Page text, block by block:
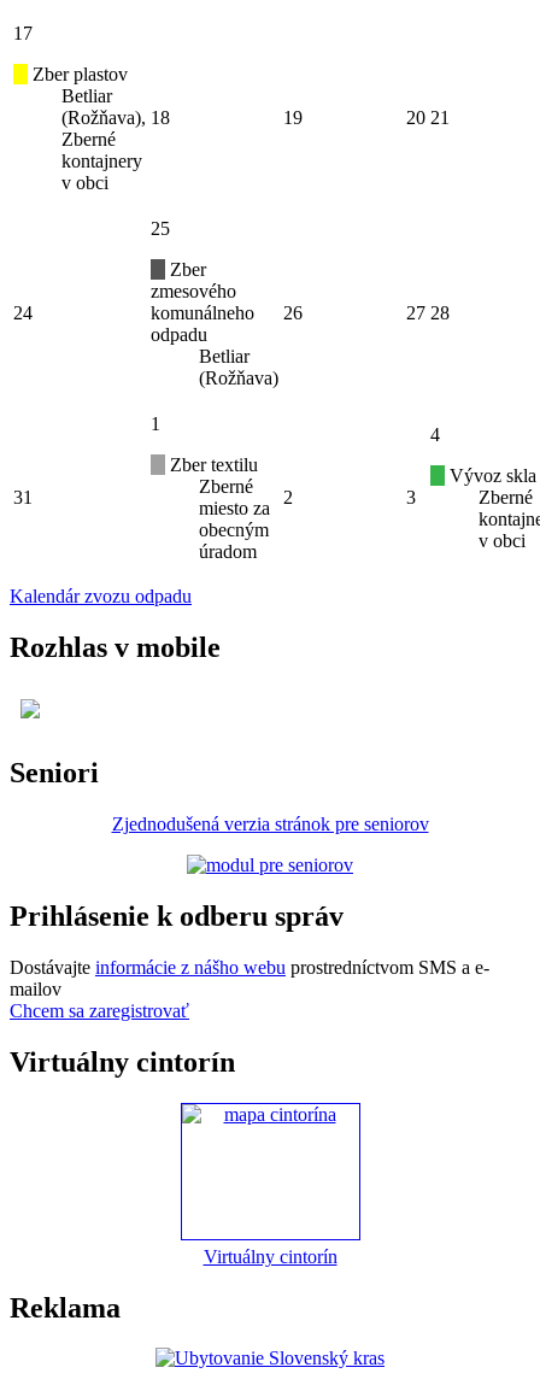
17
Zber plastov
Betliar
(Rožňava),
Zberné
kontajnery
v obci
18 19 20 21
24
25
Zber
zmesového
komunálneho
odpadu
Betliar
(Rožňava)
26 27 28
31
1
Zber textilu
Zberné
miesto za
obecným
úradom
2 3
4
Vývoz skla
Zberné
v obci
Kalendár zvozu odpadu
Rozhlas v mobile
Seniori
Zjednodušená verzia stránok pre seniorov
Prihlásenie k odberu správ
Dostávajte informácie z nášho webu prostredníctvom SMS a e-
mailov
Chcem sa zaregistrovať
Virtuálny cintorín
Virtuálny cintorín
Reklama